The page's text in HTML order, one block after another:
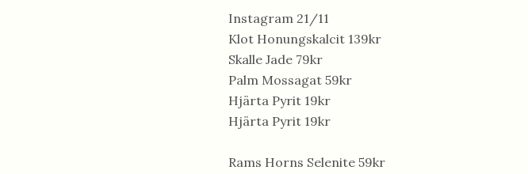
Instagram 21/11
Klot Honungskalcit 139kr
Skalle Jade 79kr
Palm Mossagat 59kr
Hjärta Pyrit 19kr
Hjärta Pyrit 19kr
Rams Horns Selenite 59kr